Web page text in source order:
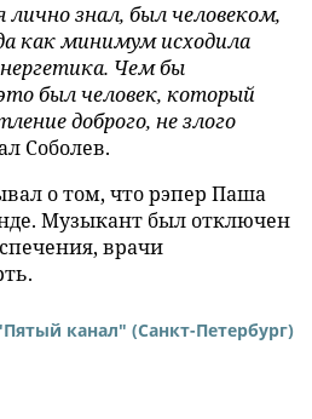
лично знал, был человеком,
как минимум исходила
Чем бы
был человек, который
доброго, не злого
Соболев.
о том, что рэпер Паша
Музыкант был отключен
врачи
канал" (Санкт-Петербург)